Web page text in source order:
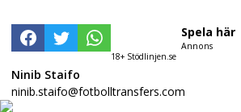
18+ Stödlinjen.se
Spela här
Annons
Ninib Staifo
ninib.staifo@fotbolltransfers.com